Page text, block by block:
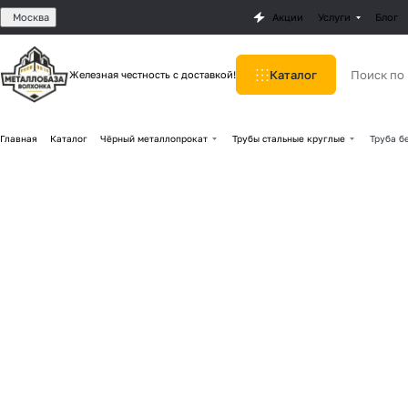
Москва Акции Услуги Блог
Железная честность с доставкой! Каталог
Главная Каталог Чёрный металлопрокат Трубы стальные круглые Труба